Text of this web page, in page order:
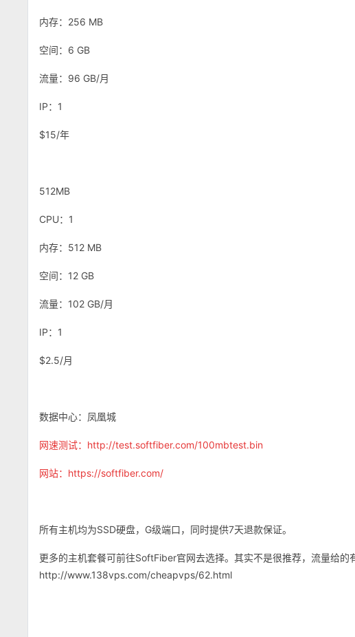
内存：256 MB
空间：6 GB
流量：96 GB/月
IP：1
$15/年
512MB
CPU：1
内存：512 MB
空间：12 GB
流量：102 GB/月
IP：1
$2.5/月
数据中心：凤凰城
网速测试：http://test.softfiber.com/100mbtest.bin
网站：https://softfiber.com/
所有主机均为SSD硬盘，G级端口，同时提供7天退款保证。
更多的主机套餐可前往SoftFiber官网去选择。其实不是很推荐，流量给的
http://www.138vps.com/cheapvps/62.html